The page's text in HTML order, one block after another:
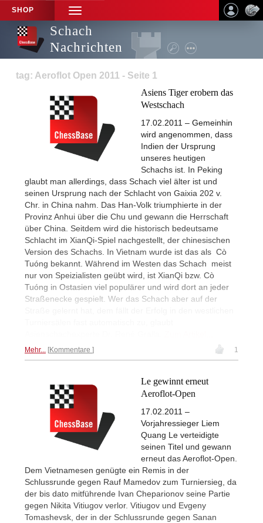
SHOP
TOGGLE
NAVIGATION
Schach
Nachrichten
tag: Aeroflot Open 2011 - Seite 1
Asiens Tiger erobern das
Westschach
17.02.2011 – Gemeinhin
wird angenommen, dass
Indien der Ursprung
unseres heutigen
Schachs ist. In Peking
glaubt man allerdings, dass Schach viel älter ist und
seinen Ursprung nach der Schlacht von Gaixia 202 v.
Chr. in China nahm. Das Han-Volk triumphierte in der
Provinz Anhui über die Chu und gewann die Herrschaft
über China. Seitdem wird die historisch bedeutsame
Schlacht im XianQi-Spiel nachgestellt, der chinesischen
Version des Schachs. In Vietnam wurde ist das als Cò
Tuóng bekannt. Während im Westen das Schach meist
nur von Speizialisten geübt wird, ist XianQi bzw. Cò
Tuóng in Ostasien viel populärer und wird dort an jeder
Straßenecke gespielt. Wer das Schach aber auf der
Mehr... Kommentare 1
Le gewinnt erneut
Aeroflot-Open
17.02.2011 –
Vorjahressieger Liem
Quang Le verteidigte
seinen Titel und gewann
erneut das Aeroflot-Open.
Dem Vietnamesen genügte ein Remis in der
Schlussrunde gegen Rauf Mamedov zum Turniersieg, da
der bis dato mitführende Ivan Cheparionov seine Partie
gegen Nikita Vitiugov verlor. Vitiugov und Evgeny
Tomashevsk, der in der Schlussrunde gegen Sanan